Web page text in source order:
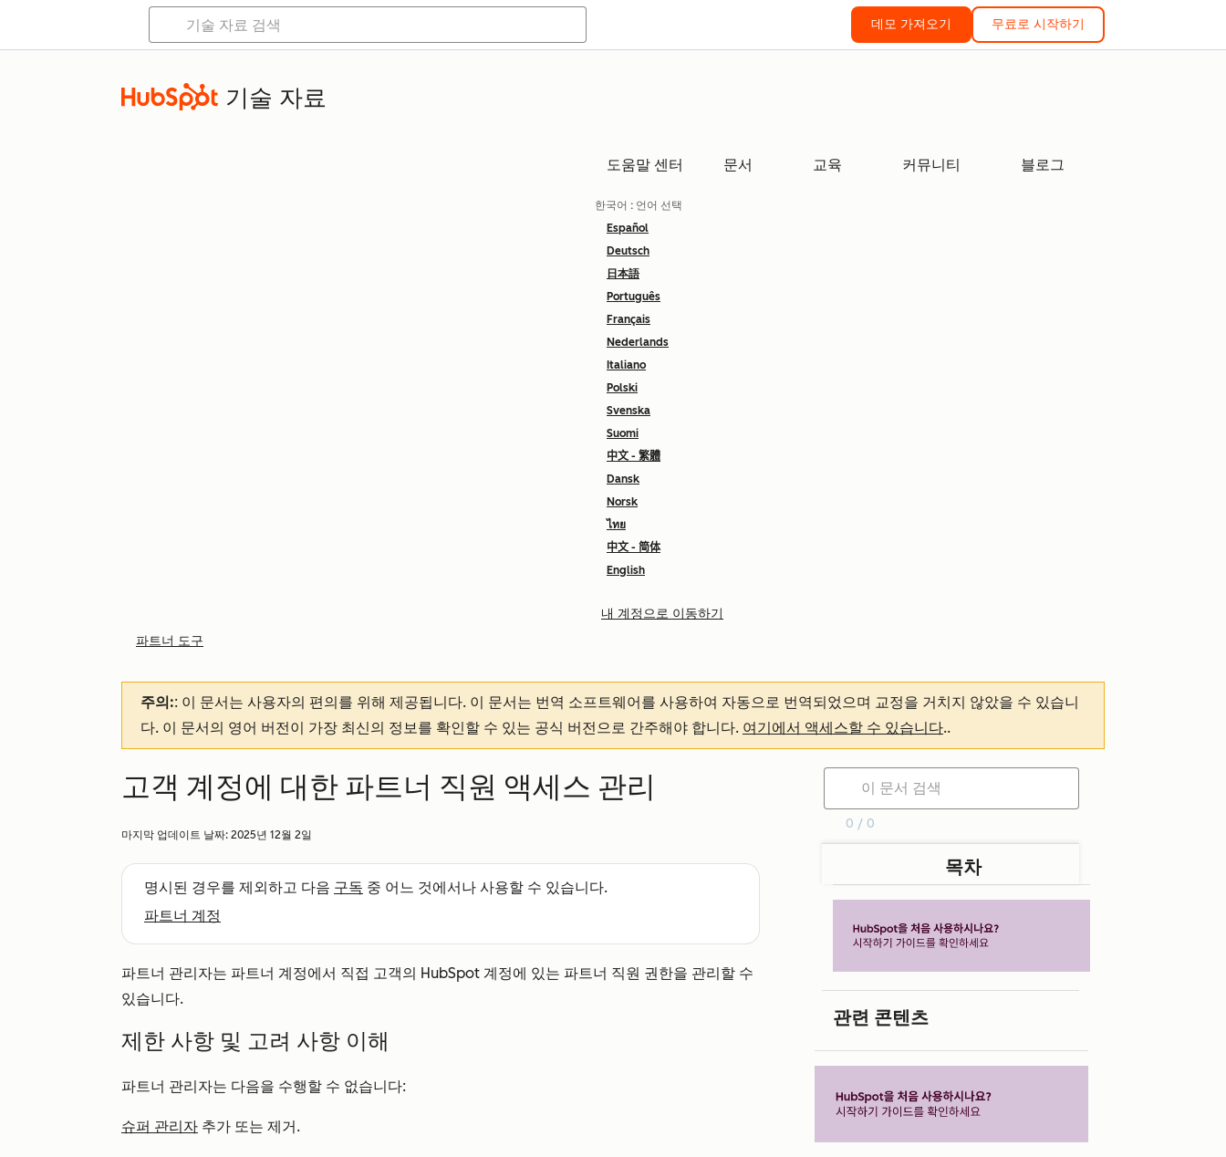
데모 가져오기 무료로 시작하기
기술 자료
도움말 센터 문서 교육 커뮤니티 블로그
한국어 : 언어 선택
Español
Deutsch
日本語
Português
Français
Nederlands
Italiano
Polski
Svenska
Suomi
中文 - 繁體
Dansk
Norsk
ไทย
中文 - 简体
English
내 계정으로 이동하기
파트너 도구
주의:: 이 문서는 사용자의 편의를 위해 제공됩니다. 이 문서는 번역 소프트웨어를 사용하여 자동으로 번역되었으며 교정을 거치지 않았을 수 있습니
다. 이 문서의 영어 버전이 가장 최신의 정보를 확인할 수 있는 공식 버전으로 간주해야 합니다. 여기에서 액세스할 수 있습니다..
고객 계정에 대한 파트너 직원 액세스 관리
마지막 업데이트 날짜: 2025년 12월 2일
명시된 경우를 제외하고 다음 구독 중 어느 것에서나 사용할 수 있습니다.
파트너 계정
파트너 관리자는 파트너 계정에서 직접 고객의 HubSpot 계정에 있는 파트너 직원 권한을 관리할 수
있습니다.
제한 사항 및 고려 사항 이해
파트너 관리자는 다음을 수행할 수 없습니다:
슈퍼 관리자 추가 또는 제거.
0 / 0
목차
관련 콘텐츠